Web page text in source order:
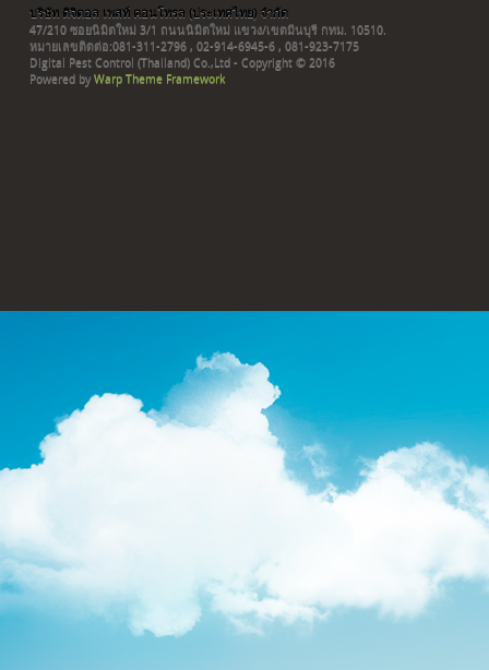
บริษัท ดิจิตอล เพสท์ คอนโทรล (ประเทศไทย) จำกัด
47/210 ซอยนิมิตใหม่ 3/1 ถนนนิมิตใหม่ แขวง/เขตมีนบุรี กทม. 10510.
หมายเลขติดต่อ:081-311-2796 , 02-914-6945-6 , 081-923-7175
Digital Pest Control (Thailand) Co.,Ltd - Copyright © 2016
Powered by Warp Theme Framework